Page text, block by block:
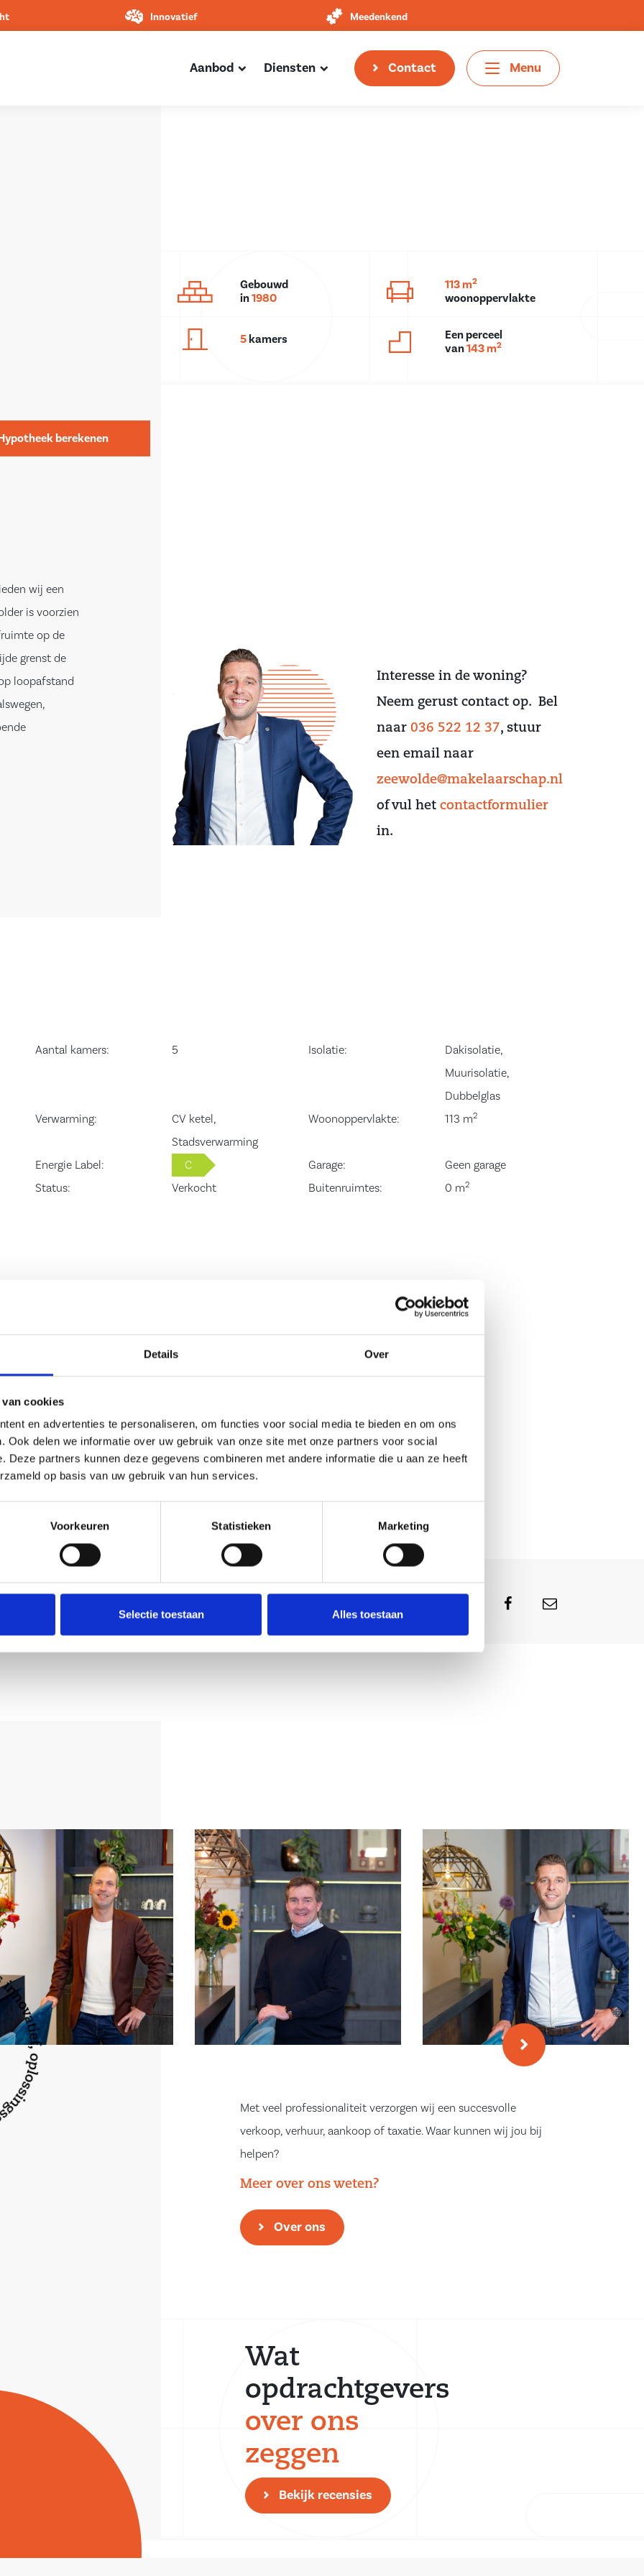
Details Over
cookies
en advertenties te personaliseren, om functies voor social media te bieden en om ons
Ook delen we informatie over uw gebruik van onze site met onze partners voor social
Deze partners kunnen deze gegevens combineren met andere informatie die u aan ze heeft
op basis van uw gebruik van hun services.
Voorkeuren Statistieken Marketing
Selectie toestaan Alles toestaan
Innovatief Meedenkend
Aanbod Diensten Contact Menu
Gebouwd
in1980
113 m2
woonoppervlakte
5kamers
Een perceel
van143 m2
berekenen
wij een
is voorzien
op de
grenst de
loopafstand
De
is
de voorzijde
slaapkamers
slaapkamer
is dit een
met
achterom
voorzien
dakkapel aan
vervoer en
Interesse in de woning?
Neem gerust contact op. Bel
naar 036 522 12 37, stuur
een email naar
zeewolde@makelaarschap.nl
of vul het contactformulier
in.
Aantal kamers: 5 Isolatie:
Dakisolatie,
Muurisolatie,
Dubbelglas
Verwarming:
CV ketel,
Stadsverwarming
Woonoppervlakte: 113 m2
Energie Label: C Garage:
Geen garage
Status: Verkocht Buitenruimtes: 0 m2
Deel deze
Met veel professionaliteit verzorgen wij een succesvolle
verkoop, verhuur, aankoop of taxatie. Waar kunnen wij jou bij
helpen?
Meer over ons weten?
Over ons
Wat
opdrachtgevers
over ons
zeggen
Bekijk recensies